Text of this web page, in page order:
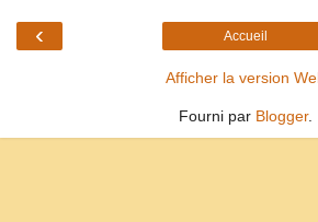
‹ Accueil
Afficher la version
Fourni par Blogger.